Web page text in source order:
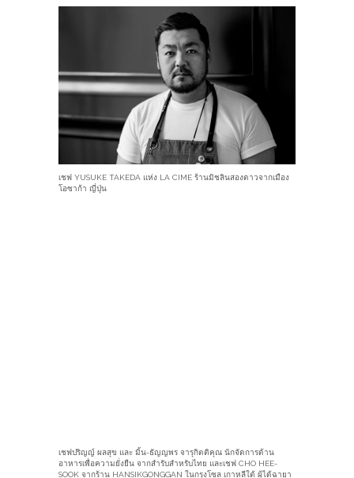
เชฟ YUSUKE TAKEDA แห่ง LA CIME ร้านมิชลินสองดาวจากเมือง
โอซาก้า​ ญี่ปุ่น
เชฟปริญญ์ ผลสุข และ มิ้น-ธัญญพร จารุกิตติคุณ นักจัดการด้าน
อาหารเพื่อความยั่งยืน จากสำรับสำหรับไทย และเชฟ CHO HEE-
SOOK จากร้าน HANSIKGONGGAN ในกรุงโซล เกาหลีใต้ ผู้ได้ฉายา